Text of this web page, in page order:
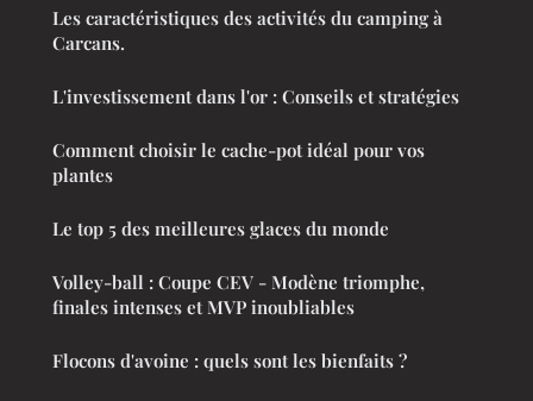
Les caractéristiques des activités du camping à
Carcans.
L'investissement dans l'or : Conseils et stratégies
Comment choisir le cache-pot idéal pour vos
plantes
Le top 5 des meilleures glaces du monde
Volley-ball : Coupe CEV - Modène triomphe,
finales intenses et MVP inoubliables
Flocons d'avoine : quels sont les bienfaits ?